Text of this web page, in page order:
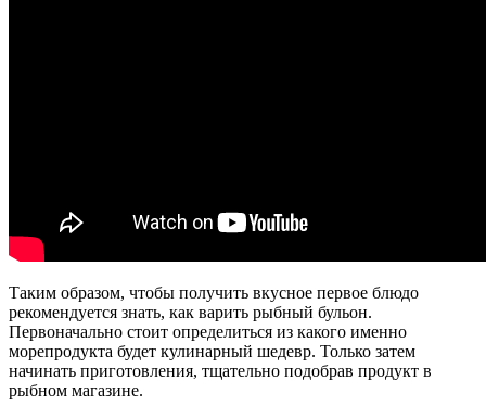
Таким образом, чтобы получить вкусное первое блюдо
рекомендуется знать, как варить рыбный бульон.
Первоначально стоит определиться из какого именно
морепродукта будет кулинарный шедевр. Только затем
начинать приготовления, тщательно подобрав продукт в
рыбном магазине.